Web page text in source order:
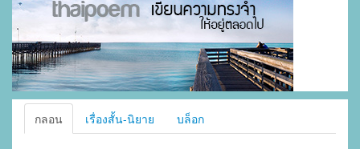
กลอน เรื่องสั้น-นิยาย บล็อก